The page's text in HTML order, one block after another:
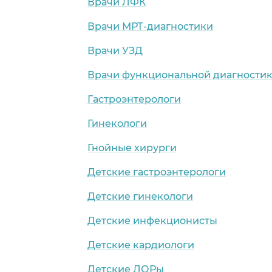
Врачи МРТ-диагностики
Врачи УЗД
Врачи функциональной
Гастроэнтерологи
Гинекологи
Гнойные хирурги
Детские гастроэнтерологи
Детские гинекологи
Детские инфекционисты
Детские кардиологи
Детские ЛОРы